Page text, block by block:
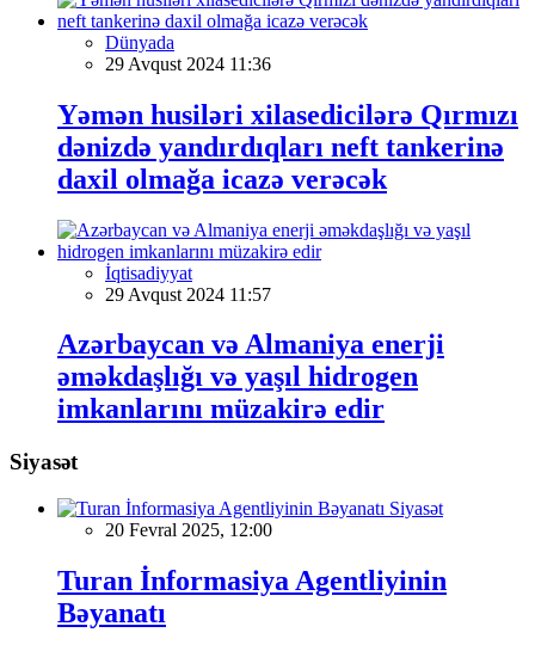
Dünyada
29 Avqust 2024 11:36
Yəmən husiləri xilasedicilərə Qırmızı
dənizdə yandırdıqları neft tankerinə
daxil olmağa icazə verəcək
İqtisadiyyat
29 Avqust 2024 11:57
Azərbaycan və Almaniya enerji
əməkdaşlığı və yaşıl hidrogen
imkanlarını müzakirə edir
Siyasət
Siyasət
20 Fevral 2025, 12:00
Turan İnformasiya Agentliyinin
Bəyanatı